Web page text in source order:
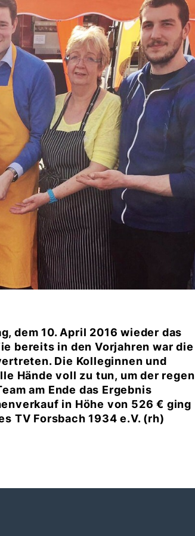
dem 10. April 2016 wieder das
bereits in den Vorjahren war die
Die Kolleginnen und
Hände voll zu tun, um der regen
am Ende das Ergebnis
in Höhe von 526 € ging
TV Forsbach 1934 e.V. (rh)